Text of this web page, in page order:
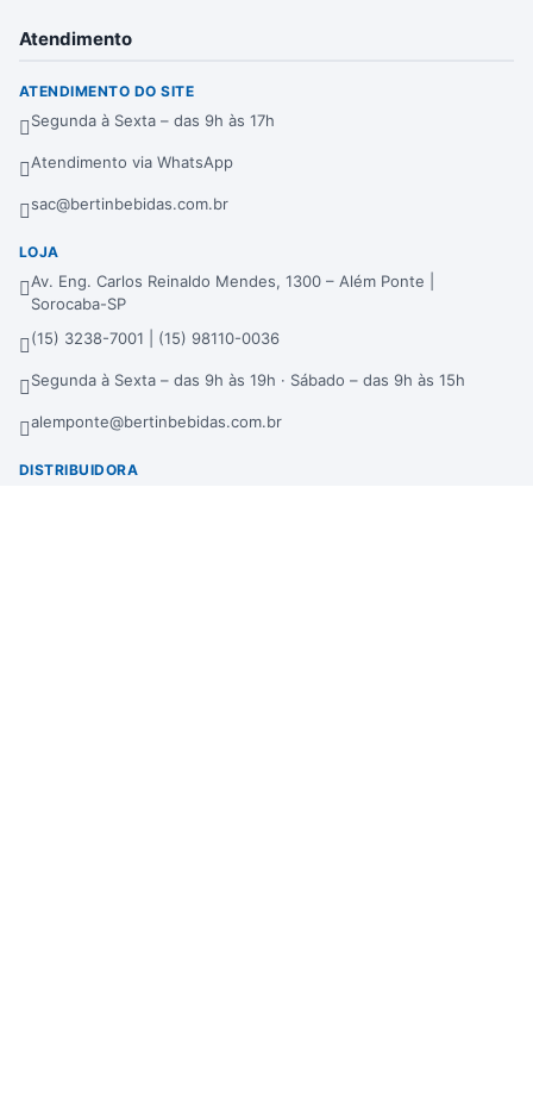
Atendimento
ATENDIMENTO DO SITE
Segunda à Sexta – das 9h às 17h
Atendimento via WhatsApp
sac@bertinbebidas.com.br
LOJA
Av. Eng. Carlos Reinaldo Mendes, 1300 – Além Ponte |
Sorocaba-SP
(15) 3238-7001 | (15) 98110-0036
Segunda à Sexta – das 9h às 19h · Sábado – das 9h às 15h
alemponte@bertinbebidas.com.br
DISTRIBUIDORA